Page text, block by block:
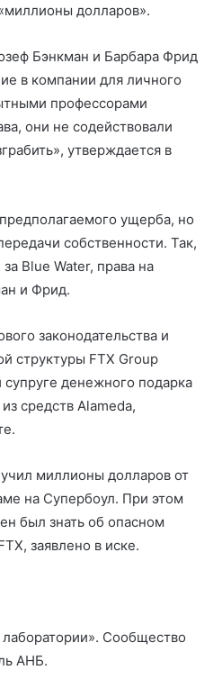
долларов».
Бэнкман и Барбара Фрид
в компании для личного
профессорами
они не содействовали
утверждается в
ущерба, но
собственности. Так,
Blue Water, права на
и Фрид.
законодательства и
структуры FTX Group
денежного подарка
средств Alameda,
миллионы долларов от
на Супербоул. При этом
был знать об опасном
заявлено в иске.
лаборатории». Сообщество
АНБ.